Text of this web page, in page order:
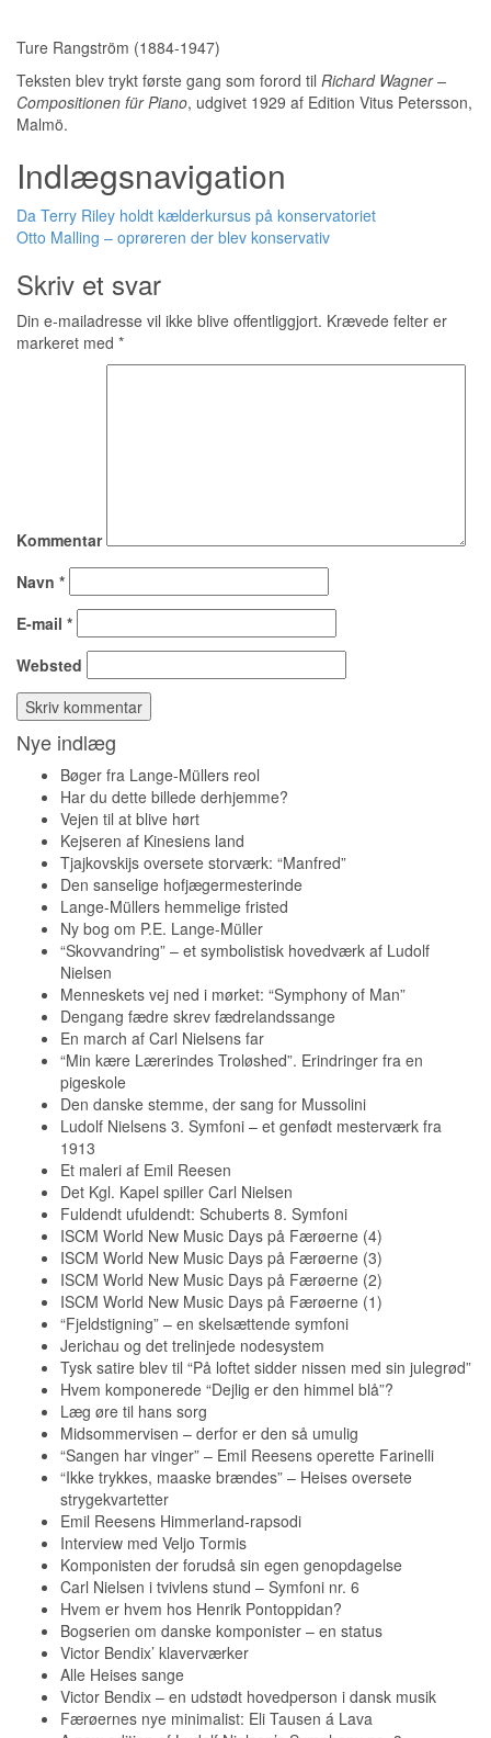
Ture Rangström (1884-1947)
Teksten blev trykt første gang som forord til Richard Wagner –
Compositionen für Piano, udgivet 1929 af Edition Vitus Petersson,
Malmö.
Indlægsnavigation
Da Terry Riley holdt kælderkursus på konservatoriet
Otto Malling – oprøreren der blev konservativ
Skriv et svar
Din e-mailadresse vil ikke blive offentliggjort. Krævede felter er
markeret med *
Kommentar
Navn *
E-mail *
Websted
Nye indlæg
Bøger fra Lange-Müllers reol
Har du dette billede derhjemme?
Vejen til at blive hørt
Kejseren af Kinesiens land
Tjajkovskijs oversete storværk: “Manfred”
Den sanselige hofjægermesterinde
Lange-Müllers hemmelige fristed
Ny bog om P.E. Lange-Müller
“Skovvandring” – et symbolistisk hovedværk af Ludolf
Nielsen
Menneskets vej ned i mørket: “Symphony of Man”
Dengang fædre skrev fædrelandssange
En march af Carl Nielsens far
“Min kære Lærerindes Troløshed”. Erindringer fra en
pigeskole
Den danske stemme, der sang for Mussolini
Ludolf Nielsens 3. Symfoni – et genfødt mesterværk fra
1913
Et maleri af Emil Reesen
Det Kgl. Kapel spiller Carl Nielsen
Fuldendt ufuldendt: Schuberts 8. Symfoni
ISCM World New Music Days på Færøerne (4)
ISCM World New Music Days på Færøerne (3)
ISCM World New Music Days på Færøerne (2)
ISCM World New Music Days på Færøerne (1)
“Fjeldstigning” – en skelsættende symfoni
Jerichau og det trelinjede nodesystem
Tysk satire blev til “På loftet sidder nissen med sin julegrød”
Hvem komponerede “Dejlig er den himmel blå”?
Læg øre til hans sorg
Midsommervisen – derfor er den så umulig
“Sangen har vinger” – Emil Reesens operette Farinelli
“Ikke trykkes, maaske brændes” – Heises oversete
strygekvartetter
Emil Reesens Himmerland-rapsodi
Interview med Veljo Tormis
Komponisten der forudså sin egen genopdagelse
Carl Nielsen i tvivlens stund – Symfoni nr. 6
Hvem er hvem hos Henrik Pontoppidan?
Bogserien om danske komponister – en status
Victor Bendix’ klaverværker
Alle Heises sange
Victor Bendix – en udstødt hovedperson i dansk musik
Færøernes nye minimalist: Eli Tausen á Lava